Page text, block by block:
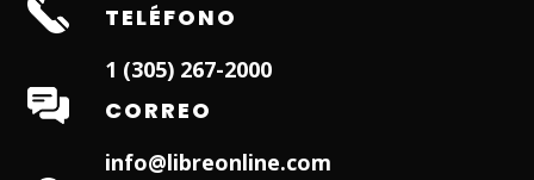
TELÉFONO
1 (305) 267-2000
CORREO
info@libreonline.com